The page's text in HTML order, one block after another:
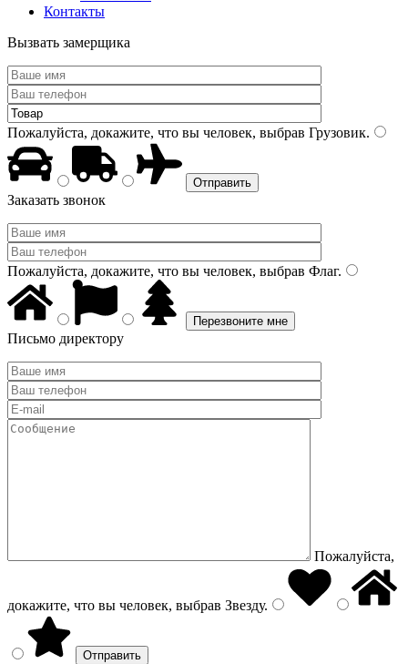
Контакты
Вызвать замерщика
Пожалуйста, докажите, что вы человек, выбрав Грузовик.
Заказать звонок
Пожалуйста, докажите, что вы человек, выбрав Флаг.
Письмо директору
Пожалуйста,
докажите, что вы человек, выбрав Звезду.